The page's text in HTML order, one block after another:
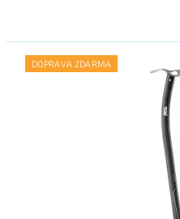
DOPRAVA ZDARMA